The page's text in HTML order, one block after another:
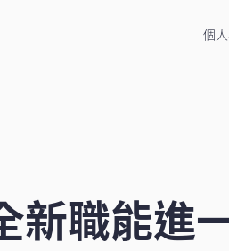
個
職能進